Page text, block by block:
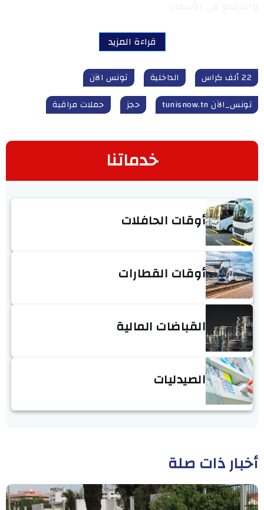
قراءة المزيد
22 ألف كراس الداخلية
تونس الآن
تونس_الآن tunisnow.tn
حجز حملات مراقبة
خدماتنا
أوقات الحافلات
أوقات القطارات
القباضات المالية
الصيدليات
أخبار ذات صلة